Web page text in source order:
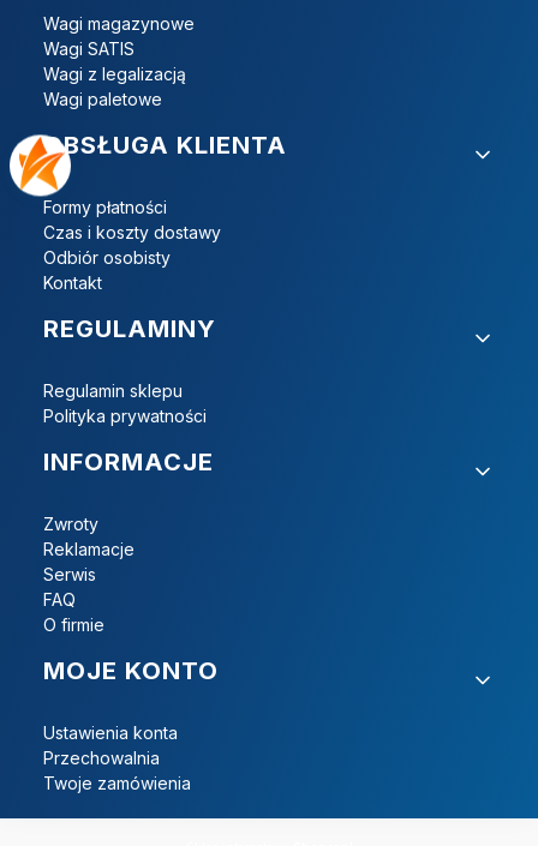
Wagi magazynowe
Wagi SATIS
Wagi z legalizacją
Wagi paletowe
OBSŁUGA KLIENTA
Formy płatności
Czas i koszty dostawy
Odbiór osobisty
Kontakt
REGULAMINY
Regulamin sklepu
Polityka prywatności
INFORMACJE
Zwroty
Reklamacje
Serwis
FAQ
O firmie
MOJE KONTO
Ustawienia konta
Przechowalnia
Twoje zamówienia